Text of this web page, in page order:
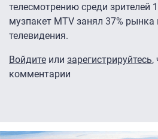
телесмотрению среди зрителей
музпакет MTV занял 37%
телевидения.
Войдите или зарегистрируйтесь,
комментарии